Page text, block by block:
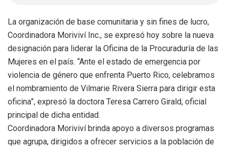
La organización de base comunitaria y sin fines de lucro,
Coordinadora Moriviví Inc., se expresó hoy sobre la nueva
designación para liderar la Oficina de la Procuraduría de las
Mujeres en el país. “Ante el estado de emergencia por
violencia de género que enfrenta Puerto Rico, celebramos
el nombramiento de Vilmarie Rivera Sierra para dirigir esta
oficina”, expresó la doctora Teresa Carrero Girald, oficial
principal de dicha entidad.
Coordinadora Moriviví brinda apoyo a diversos programas
que agrupa, dirigidos a ofrecer servicios a la población de